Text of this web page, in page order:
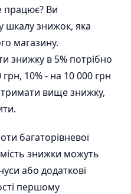
працює? Ви
шкалу знижок, яка
магазину.
знижку в 5% потрібно
10% - на 10 000 грн
вище знижку,
багаторівневої
знижки можуть
або додаткові
першому